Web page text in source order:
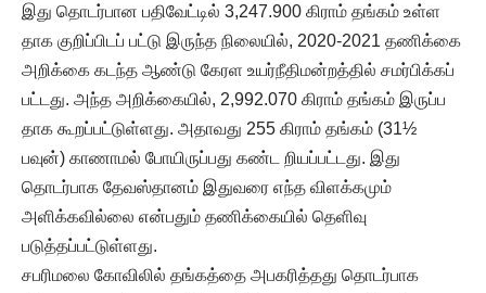
இது தொடர்பான பதிவேட்டில் 3,247.900 கிராம் தங்கம் உள்ள
தாக குறிப்பிடப் பட்டு இருந்த நிலையில், 2020-2021 தணிக்கை
அறிக்கை கடந்த ஆண்டு கேரள உயர்நீதிமன்றத்தில் சமர்பிக்கப்
பட்டது. அந்த அறிக்கையில், 2,992.070 கிராம் தங்கம் இருப்ப
தாக கூறப்பட்டுள்ளது. அதாவது 255 கிராம் தங்கம் (31½
பவுன்) காணாமல் போயிருப்பது கண்ட றியப்பட்டது. இது
தொடர்பாக தேவஸ்தானம் இதுவரை எந்த விளக்கமும்
அளிக்கவில்லை என்பதும் தணிக்கையில் தெளிவு
படுத்தப்பட்டுள்ளது.
சபரிமலை கோவிலில் தங்கத்தை அபகரித்தது தொடர்பாக